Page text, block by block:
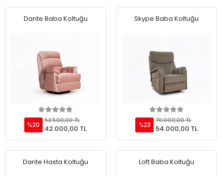
Dante Baba Koltuğu
Add to cart
%20
52.500,00 TL
42.000,00 TL
Skype Baba Koltuğu
Add to cart
%23
70.000,00 TL
54.000,00 TL
Dante Hasta Koltuğu Loft Baba Koltuğu